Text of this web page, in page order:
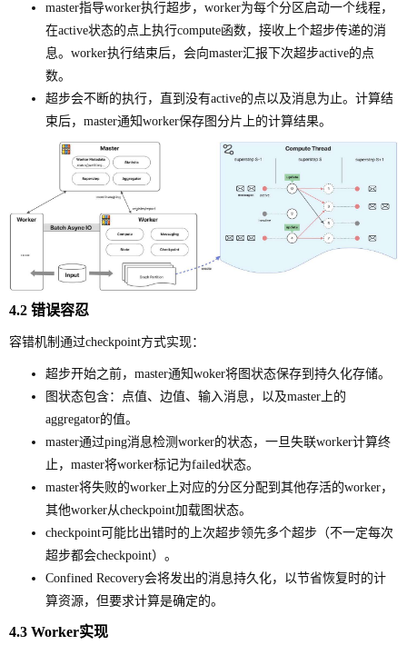
master指导worker执行超步，worker为每个分区启动一个线程，
在active状态的点上执行compute函数，接收上个超步传递的消
息。worker执行结束后，会向master汇报下次超步active的点
数。
超步会不断的执行，直到没有active的点以及消息为止。计算结
束后，master通知worker保存图分片上的计算结果。
4.2 错误容忍
容错机制通过checkpoint方式实现：
超步开始之前，master通知woker将图状态保存到持久化存储。
图状态包含：点值、边值、输入消息，以及master上的
aggregator的值。
master通过ping消息检测worker的状态，一旦失联worker计算终
止，master将worker标记为failed状态。
master将失败的worker上对应的分区分配到其他存活的worker，
其他worker从checkpoint加载图状态。
checkpoint可能比出错时的上次超步领先多个超步（不一定每次
超步都会checkpoint）。
Confined Recovery会将发出的消息持久化，以节省恢复时的计
算资源，但要求计算是确定的。
4.3 Worker实现